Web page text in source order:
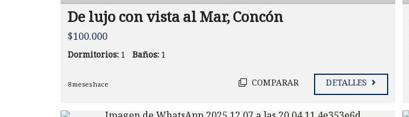
De lujo con vista al Mar, Concón
$100.000
Dormitorios:1 Baños:1
8 meses hace COMPARAR DETALLES